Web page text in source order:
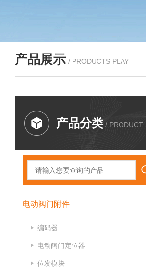
产品展示 / PRODUCTS PLAY
产品分类 / PRODUCT
电动阀门附件
编码器
电动阀门定位器
位发模块